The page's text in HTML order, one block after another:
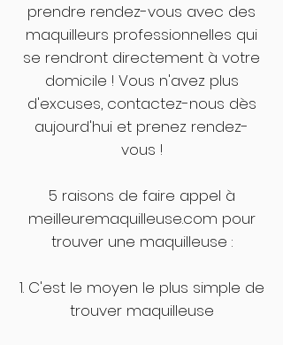
prendre rendez-vous avec des
maquilleurs professionnelles qui
se rendront directement à votre
domicile ! Vous n'avez plus
d'excuses, contactez-nous dès
aujourd'hui et prenez rendez-
vous !
5 raisons de faire appel à
meilleuremaquilleuse.com pour
trouver une maquilleuse :
1. C'est le moyen le plus simple de
trouver maquilleuse